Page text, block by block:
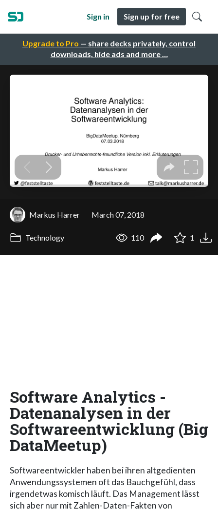
Upgrade to Pro — share decks privately, control
downloads, hide ads and more …
Sign in Sign up for free
Markus Harrer March 07, 2018
Technology 110 1
Software Analytics -
Datenanalysen in der
Softwareentwicklung (Big
DataMeetup)
Softwareentwickler haben bei ihren altgedienten
Anwendungssystemen oft das Bauchgefühl, dass
irgendetwas komisch läuft. Das Management lässt
sich aber nur mit Zahlen-Daten-Fakten von